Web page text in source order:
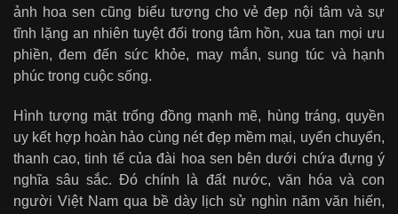
ảnh hoa sen cũng biểu tượng cho vẻ đẹp nội tâm và sự
tĩnh lặng an nhiên tuyệt đối trong tâm hồn, xua tan mọi ưu
phiền, đem đến sức khỏe, may mắn, sung túc và hạnh
phúc trong cuộc sống.
Hình tượng mặt trống đồng mạnh mẽ, hùng tráng, quyền
uy kết hợp hoàn hảo cùng nét đẹp mềm mại, uyển chuyển,
thanh cao, tinh tế của đài hoa sen bên dưới chứa đựng ý
nghĩa sâu sắc. Đó chính là đất nước, văn hóa và con
người Việt Nam qua bề dày lịch sử nghìn năm văn hiến,